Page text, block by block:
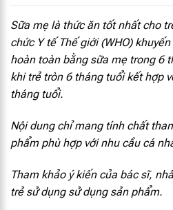
Vitamin E
Vitamin D
Vitamin C
Vitamin B2
Niacin
Sữa mẹ là thức ăn tốt nhất cho
chức Y tế Thế giới (WHO)
hoàn toàn bằng sữa mẹ trong 6
khi trẻ tròn 6 tháng tuổi kết hợp
tháng tuổi.
Nội dung chỉ mang tính chất
phẩm phù hợp với nhu cầu cá
Tham khảo ý kiến của bác sĩ,
trẻ sử dụng sử dụng sản phẩm.